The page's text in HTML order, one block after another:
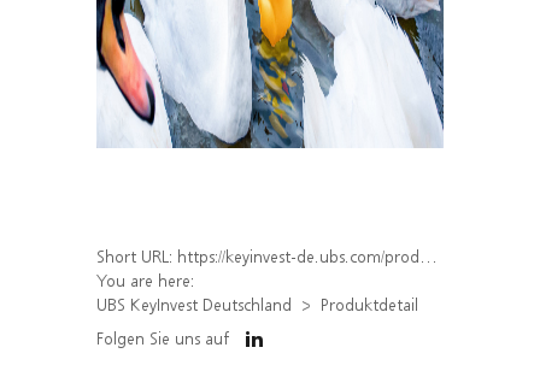
Short URL: https://keyinvest-de.ubs.com/produkt/detail/index/isin/DE000WA8X891
You are here:
UBS KeyInvest Deutschland
Produktdetail
Folgen Sie uns auf